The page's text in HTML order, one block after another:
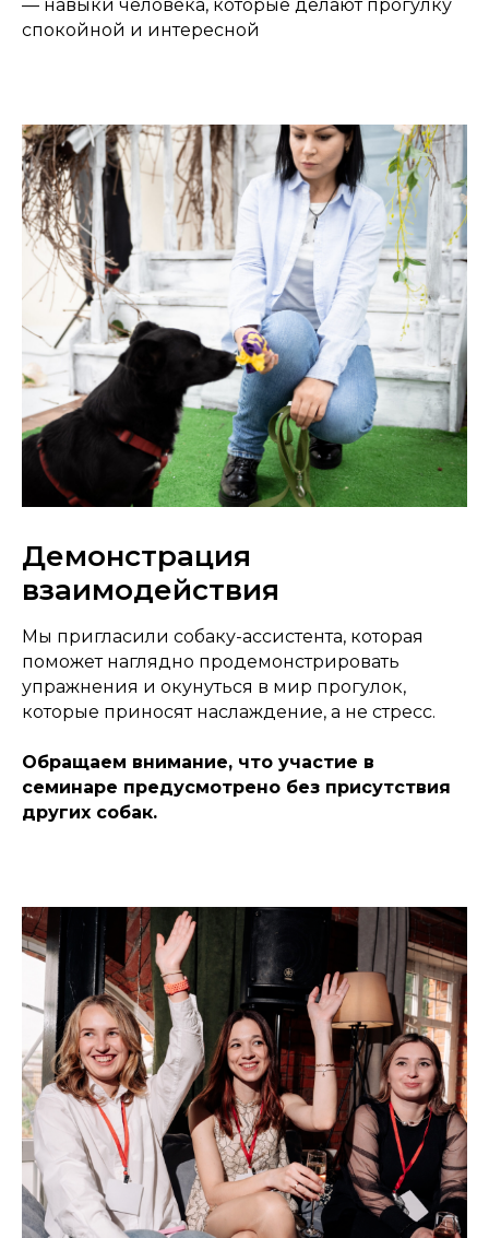
— навыки человека, которые делают прогулку
спокойной и интересной
Демонстрация
взаимодействия
Мы пригласили собаку-ассистента, которая
поможет наглядно продемонстрировать
упражнения и окунуться в мир прогулок,
которые приносят наслаждение, а не стресс.
Обращаем внимание, что участие в
семинаре предусмотрено без присутствия
других собак.